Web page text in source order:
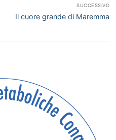
SUCCESSIVO
Articolo
Il cuore grande di Maremma